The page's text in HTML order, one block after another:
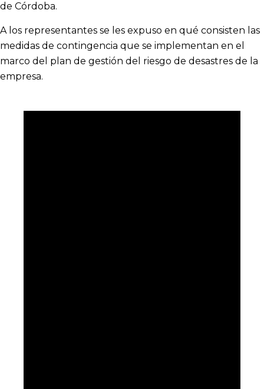
de Córdoba.
A los representantes se les expuso en qué consisten las
medidas de contingencia que se implementan en el
marco del plan de gestión del riesgo de desastres de la
empresa.